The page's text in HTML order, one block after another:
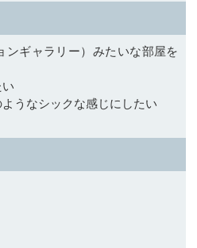
ンギャラリー）みたいな部屋を
うなシックな感じにしたい